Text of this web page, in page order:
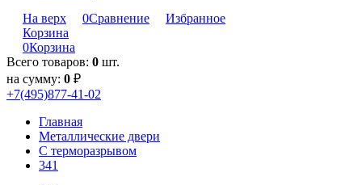
На верх
0Сравнение
Избранное
Корзина
0Корзина
Всего товаров: 0 шт.
на сумму: 0 ₽
+7(495)877-41-02
Главная
Металлические двери
С терморазрывом
341